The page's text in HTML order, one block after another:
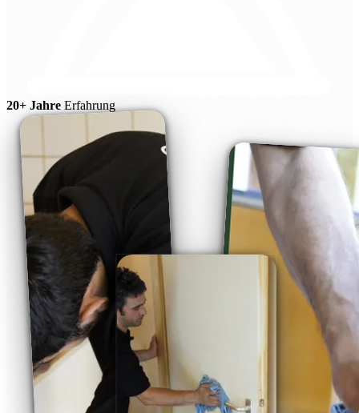
20+ Jahre Erfahrung